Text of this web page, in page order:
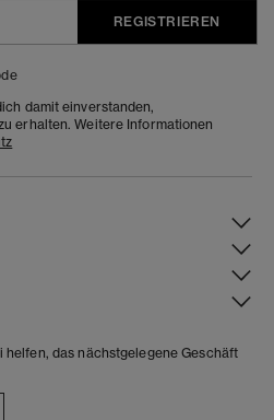
REGISTRIEREN
damit einverstanden,
erhalten. Weitere Informationen
das nächstgelegene Geschäft